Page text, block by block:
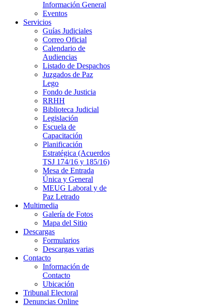
Información General
Eventos
Servicios
Guías Judiciales
Correo Oficial
Calendario de
Audiencias
Listado de Despachos
Juzgados de Paz
Lego
Fondo de Justicia
RRHH
Biblioteca Judicial
Legislación
Escuela de
Capacitación
Planificación
Estratégica (Acuerdos
TSJ 174/16 y 185/16)
Mesa de Entrada
Única y General
MEUG Laboral y de
Paz Letrado
Multimedia
Galería de Fotos
Mapa del Sitio
Descargas
Formularios
Descargas varias
Contacto
Información de
Contacto
Ubicación
Tribunal Electoral
Denuncias Online